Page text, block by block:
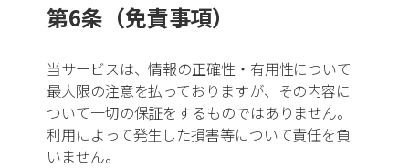
第6条（免責事項）
当サービスは、情報の正確性・有用性について
最大限の注意を払っておりますが、その内容に
ついて一切の保証をするものではありません。
利用によって発生した損害等について責任を負
いません。
すべて
鋳造
溶接・板金
切削加工